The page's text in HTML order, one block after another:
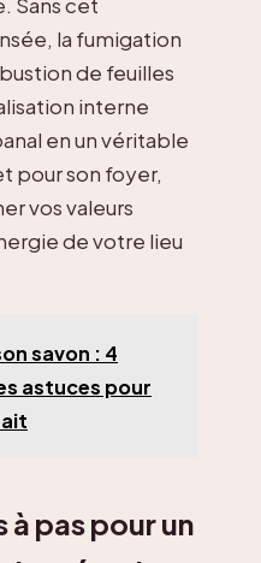
la fumigation
de feuilles
interne
en un véritable
pour son foyer,
vos valeurs
de votre lieu
savon : 4
astuces pour
à pas pour un